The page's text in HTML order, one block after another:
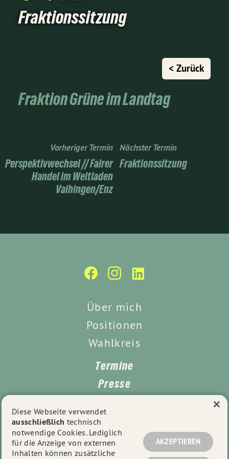
Fraktionssitzung
< Zurück
Fraktion Grüne im Landtag
Vorheriger Termin
Perspektivwechsel // Fairer
Handel im Weltladen
Vaihingen/Enz
Nächster Termin
Fraktionssitzung
Über mich
Positionen
Wahlkreis
Termine
Presse
Impressum
Datenschutz
Diese Webseite verwendet
ausschließlich technisch
notwendige Cookies. Lediglich
für die Anzeige von externen
Inhalten können zusätzliche
AKZEPTIEREN
×